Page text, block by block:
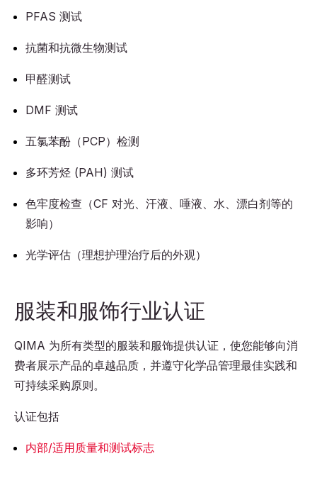
PFAS 测试
抗菌和抗微生物测试
甲醛测试
DMF 测试
五氯苯酚（PCP）检测
多环芳烃 (PAH) 测试
色牢度检查（CF 对光、汗液、唾液、水、漂白剂等的
影响）
光学评估（理想护理治疗后的外观）
服装和服饰行业认证
QIMA 为所有类型的服装和服饰提供认证，使您能够向消
费者展示产品的卓越品质，并遵守化学品管理最佳实践和
可持续采购原则。
认证包括
内部/适用质量和测试标志